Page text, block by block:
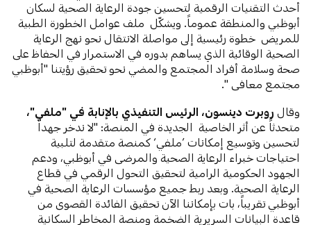
أحدث التقنيات الرقمية لتحسين جودة الرعاية الصحية لسكان
أبوظبي والمنطقة عموماً. ويشكّل ملف عوامل الخطورة الطبية
للمريض خطوة رئيسية إلى مواصلة الانتقال نحو نهج الرعاية
الصحية الوقائية الذي يساهم بدوره في الاستمرار في الحفاظ على
صحة وسلامة أفراد المجتمع والمضي نحو تحقيق رؤيتنا "أبوظبي
مجتمع معافى ".
وقال روبرت دينسون، الرئيس التنفيذي بالإنابة في "ملفي"،
متحدثاً عن أثر الخاصية الجديدة في المنصة: "لا ندخر جهداً
لتحسين وتوسيع إمكانات ’ملفي‘ كمنصة متقدمة لتلبية
احتياجات خبراء الرعاية الصحية والمرضى في أبوظبي، ودعم
الجهود الحكومية الرامية لتحقيق التحول الرقمي في قطاع
الرعاية الصحية. وبعد ربط جميع مؤسسات الرعاية الصحية في
أبوظبي تقريباً، بات بإمكاننا الآن تحقيق الفائدة القصوى من
قاعدة البيانات السريرية الضخمة ومنصة المخاطر السكانية